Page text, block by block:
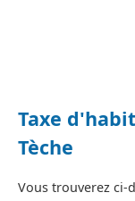
Taxe
Tèche
Vous trouverez ci-